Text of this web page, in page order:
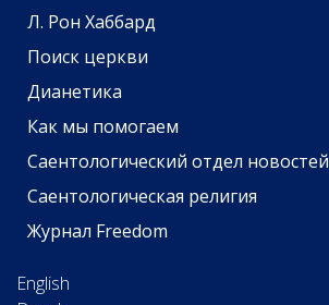
Л. Рон Хаббард
Поиск церкви
Дианетика
Как мы помогаем
Саентологический отдел новостей
Саентологическая религия
Журнал Freedom
English